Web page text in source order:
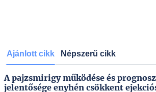
Ajánlott cikk Népszerű cikk
A pajzsmirigy működése és
jelentősége enyhén csökkent